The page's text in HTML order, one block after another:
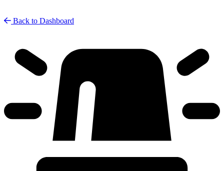
Back to Dashboard